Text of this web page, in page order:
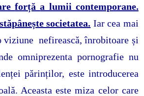
forțăa lumii contemporane.
societatea. Iar cea mai
viziune nefirească, înrobitoare și
omniprezenta pornografie nu
părinților, este introducerea
Aceasta este miza celor care